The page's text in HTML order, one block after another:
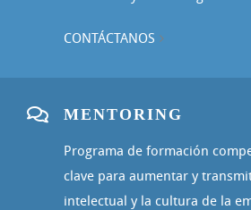
CONTÁCTANOS
MENTORING
Programa de formación
clave para aumentar y
intelectual y la cultura de la